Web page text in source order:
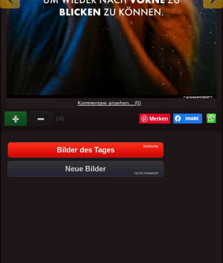
Kommentare ansehen... (0)
(-2) Merken
Bilder des Tages Startseite
Neue Bilder
nicht moderiert